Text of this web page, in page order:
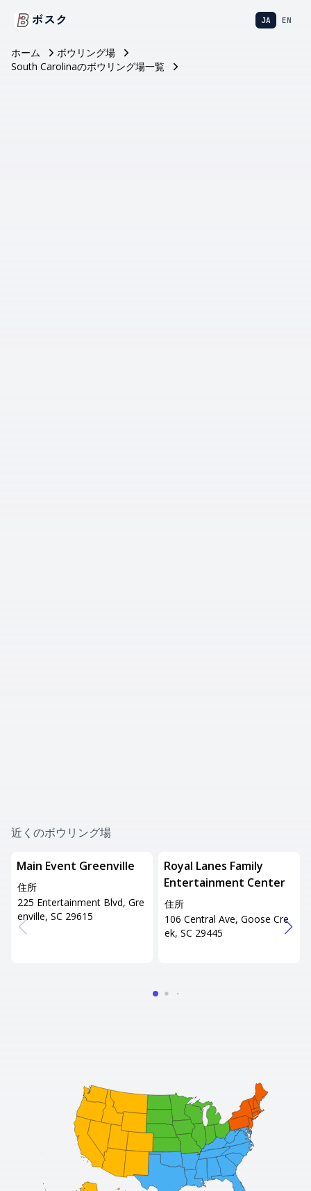
ボスク JA EN
ホーム
ボウリング場
South Carolinaのボウリング場一覧
近くのボウリング場
Main Event Greenville
住所
225 Entertainment Blvd, Gre
enville, SC 29615
Royal Lanes Family
Entertainment Center
住所
106 Central Ave, Goose Cre
ek, SC 29445